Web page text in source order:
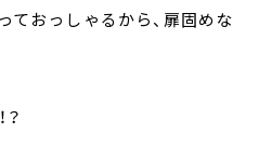
ておっしゃるから、扉固めな